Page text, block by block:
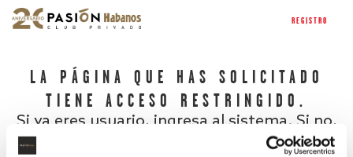
REGISTRO
LA PÁGINA QUE HAS SOLICITADO
TIENE ACCESO RESTRINGIDO.
Si ya eres usuario, ingresa al sistema. Si no,